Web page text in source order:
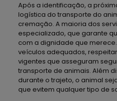
Após a identificação, a
logística do transporte do
cremação. A maioria dos
especializado, que garante
com a dignidade que
veículos adequados,
vigentes que asseguram
transporte de animais. Além
durante o trajeto, o animal
que evitem qualquer tipo de